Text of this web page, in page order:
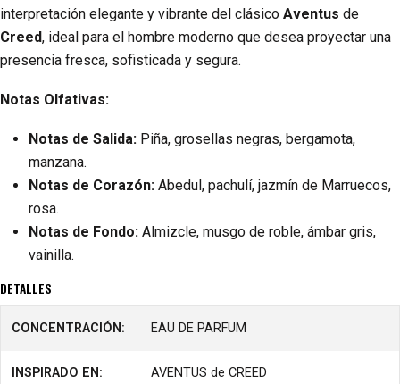
interpretación elegante y vibrante del clásico Aventus de
Creed, ideal para el hombre moderno que desea proyectar una
presencia fresca, sofisticada y segura.
Notas Olfativas:
Notas de Salida: Piña, grosellas negras, bergamota,
manzana.
Notas de Corazón: Abedul, pachulí, jazmín de Marruecos,
rosa.
Notas de Fondo: Almizcle, musgo de roble, ámbar gris,
vainilla.
DETALLES
CONCENTRACIÓN: EAU DE PARFUM
INSPIRADO EN: AVENTUS de CREED